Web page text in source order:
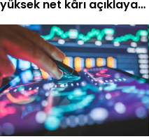
yüksek net kârı açıklayan
şirketler!